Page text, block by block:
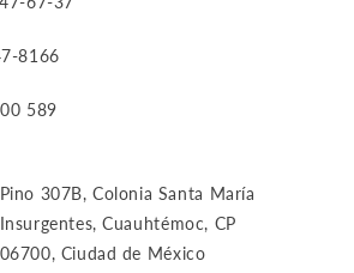
8166
589
Pino 307B, Colonia Santa María
Insurgentes, Cuauhtémoc, CP
06700, Ciudad de México